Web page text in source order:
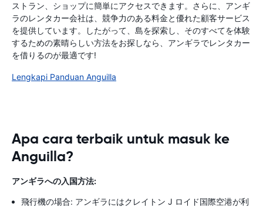
ストラン、ショップに簡単にアクセスできます。さらに、アンギ
ラのレンタカー会社は、競争力のある料金と優れた顧客サービス
を提供しています。したがって、島を探索し、そのすべてを体験
するための素晴らしい方法をお探しなら、アンギラでレンタカー
を借りるのが最適です!
Lengkapi Panduan Anguilla
Apa cara terbaik untuk masuk ke
Anguilla?
アンギラへの入国方法:
飛行機の場合: アンギラにはクレイトン J ロイド国際空港が利